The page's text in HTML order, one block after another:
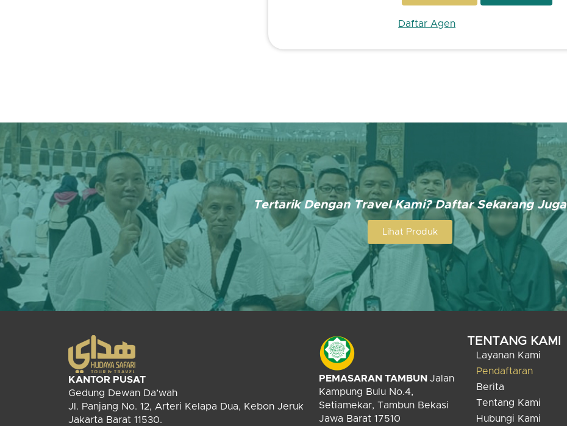
Daftar Agen
Tertarik Dengan Travel Kami? Daftar Sekarang Juga
Lihat Produk
KANTOR PUSAT
Gedung Dewan Da’wah
Jl. Panjang No. 12, Arteri Kelapa Dua, Kebon Jeruk
Jakarta Barat 11530.
PEMASARAN TAMBUNJalan
Kampung Bulu No.4,
Setiamekar, Tambun Bekasi
Jawa Barat 17510
TENTANG KAMI
Layanan Kami
Pendaftaran
Berita
Tentang Kami
Hubungi Kami